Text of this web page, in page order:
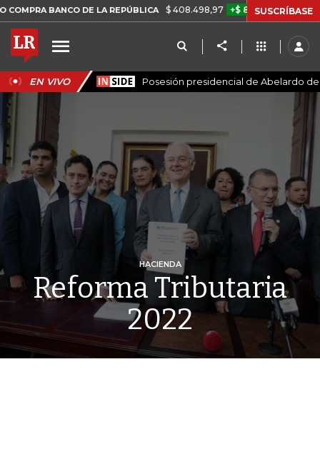
DE LA REPÚBLICA $ 408.498,97 +$ 8.753,81 +2,19% TASA
SUSCRÍBASE
EN VIVO Posesión presidencial de Abelardo de
HACIENDA
Reforma Tributaria
2022